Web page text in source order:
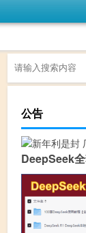
公告
DeepSeek